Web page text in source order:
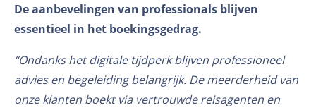
De aanbevelingen van professionals blijven
essentieel in het boekingsgedrag.
“Ondanks het digitale tijdperk blijven professioneel
advies en begeleiding belangrijk. De meerderheid van
onze klanten boekt via vertrouwde reisagenten en